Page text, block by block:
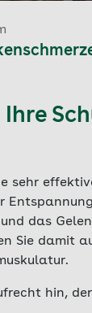
Ihre
sehr
das
Sie damit
hin,